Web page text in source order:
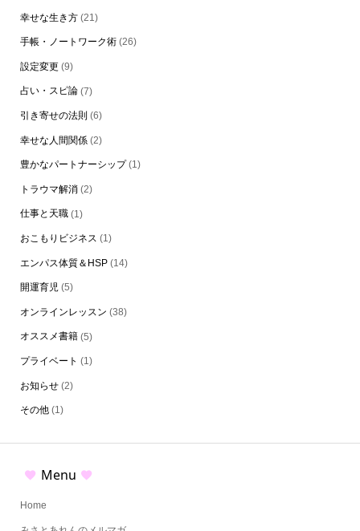
幸せな生き方(21)
手帳・ノートワーク術(26)
設定変更(9)
占い・スピ論(7)
引き寄せの法則 (6)
幸せな人間関係(2)
豊かなパートナーシップ(1)
トラウマ解消(2)
仕事と天職(1)
おこもりビジネス (1)
エンパス体質＆HSP(14)
開運育児(5)
オンラインレッスン (38)
オススメ書籍(5)
プライベート (1)
お知らせ(2)
その他(1)
Menu
Home